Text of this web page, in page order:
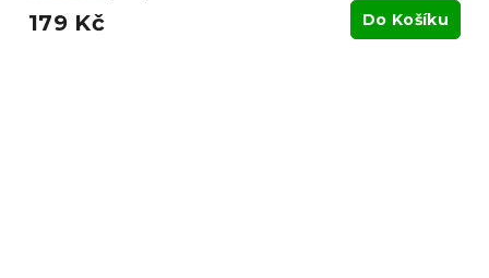
179 Kč Do Košíku